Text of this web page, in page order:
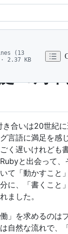
(13
2.37 KB
25周
き合いは20世紀
言語に満足を感
く遅いけれども️️
と出会って、
て「動かすこと
に、「書くこと
ました。
」を求めるのは
自然な流れで、